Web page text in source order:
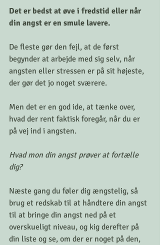
Det er bedst at øve i fredstid eller når
din angst er en smule lavere.
De fleste gør den fejl, at de først
begynder at arbejde med sig selv, når
angsten eller stressen er på sit højeste,
der gør det jo noget sværere.
Men det er en god ide, at tænke over,
hvad der rent faktisk foregår, når du er
på vej ind i angsten.
Hvad mon din angst prøver at fortælle
dig?
Næste gang du føler dig ængstelig, så
brug et redskab til at håndtere din angst
til at bringe din angst ned på et
overskueligt niveau, og kig derefter på
din liste og se, om der er noget på den,